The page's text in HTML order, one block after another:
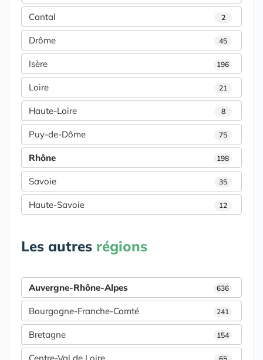
Cantal 2
Drôme 45
Isère 196
Loire 21
Haute-Loire 8
Puy-de-Dôme 75
Rhône 198
Savoie 35
Haute-Savoie 12
Les autres régions
Auvergne-Rhône-Alpes 636
Bourgogne-Franche-Comté 241
Bretagne 154